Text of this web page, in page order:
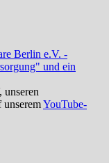
unseremYouTube-